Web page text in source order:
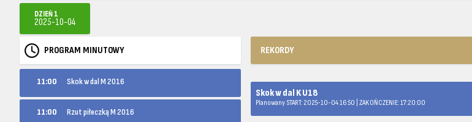
DZIEŃ 1
2025-10-04
PROGRAM MINUTOWY
11:00 Skok w dal M 2016
11:00 Rzut piłeczką M 2016
REKORDY
Skok w dal K U18
Planowany START: 2025-10-04 16:50 | ZAKOŃCZENIE: 17:20:00